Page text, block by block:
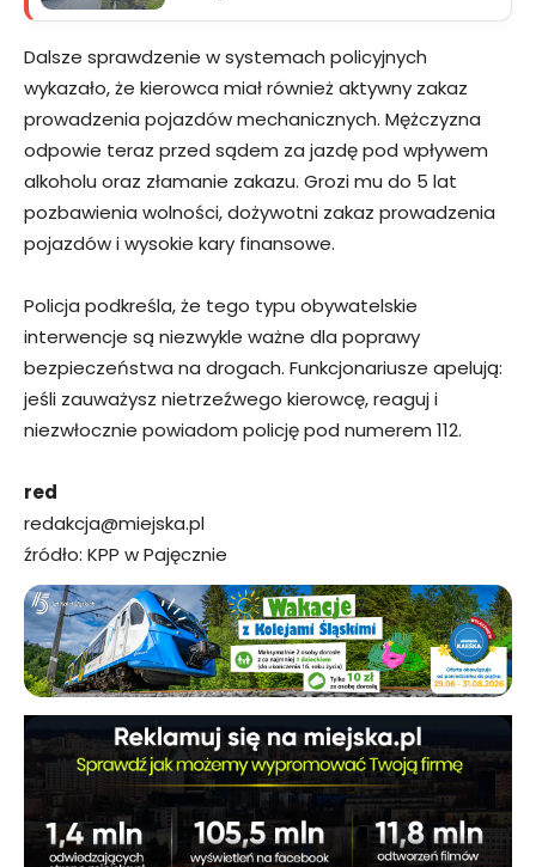
Dalsze sprawdzenie w systemach policyjnych
wykazało, że kierowca miał również aktywny zakaz
prowadzenia pojazdów mechanicznych. Mężczyzna
odpowie teraz przed sądem za jazdę pod wpływem
alkoholu oraz złamanie zakazu. Grozi mu do 5 lat
pozbawienia wolności, dożywotni zakaz prowadzenia
pojazdów i wysokie kary finansowe.
Policja podkreśla, że tego typu obywatelskie
interwencje są niezwykle ważne dla poprawy
bezpieczeństwa na drogach. Funkcjonariusze apelują:
jeśli zauważysz nietrzeźwego kierowcę, reaguj i
niezwłocznie powiadom policję pod numerem 112.
red
redakcja@miejska.pl
źródło: KPP w Pajęcznie